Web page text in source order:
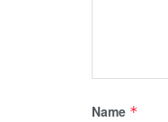
Name *